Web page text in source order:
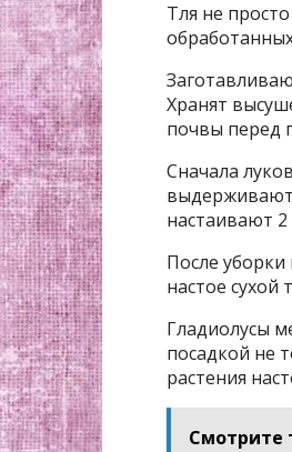
Тля не
Хранят
почвы перед
Сначала
выдерживают
настаивают
После
настое сухой
Гладиолусы
посадкой не
растения
Смотрите